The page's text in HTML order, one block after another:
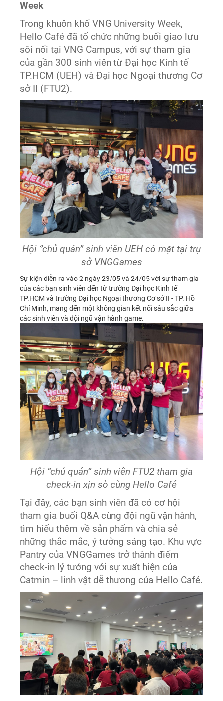
Week
Trong khuôn khổ VNG University Week,
Hello Café đã tổ chức những buổi giao lưu
sôi nổi tại VNG Campus, với sự tham gia
của gần 300 sinh viên từ Đại học Kinh tế
TP.HCM (UEH) và Đại học Ngoại thương Cơ
sở II (FTU2).
Hội ‘’chủ quán’’ sinh viên UEH có mặt tại trụ
sở VNGGames
Sự kiện diễn ra vào 2 ngày 23/05 và 24/05 với sự tham gia
của các bạn sinh viên đến từ trường Đại học Kinh tế
TP.HCM và trường Đại học Ngoại thương Cơ sở II - TP. Hồ
Chí Minh, mang đến một không gian kết nối sâu sắc giữa
các sinh viên và đội ngũ vận hành game.
Hội ‘’chủ quán’’ sinh viên FTU2 tham gia
check-in xịn sò cùng Hello Café
Tại đây, các bạn sinh viên đã có cơ hội
tham gia buổi Q&A cùng đội ngũ vận hành,
tìm hiểu thêm về sản phẩm và chia sẻ
những thắc mắc, ý tưởng sáng tạo. Khu vực
Pantry của VNGGames trở thành điểm
check-in lý tưởng với sự xuất hiện của
Catmin – linh vật dễ thương của Hello Café.